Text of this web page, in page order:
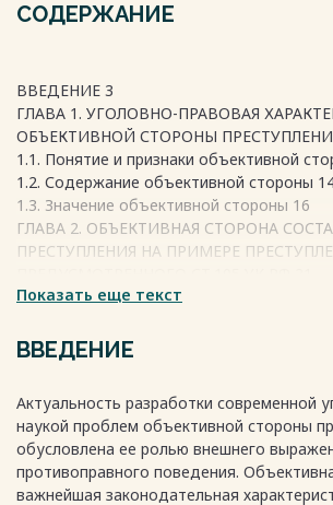
СОДЕРЖАНИЕ
ВВЕДЕНИЕ 3
ГЛАВА 1. УГОЛОВНО-ПРАВОВАЯ
ОБЪЕКТИВНОЙ СТОРОНЫ
1.1. Понятие и признаки объективной
1.2. Содержание объективной стороны
1.3. Значение объективной стороны 16
ГЛАВА 2. ОБЪЕКТИВНАЯ СТОРОНА
ПРЕСТУПЛЕНИЯ НА ПРИМЕРЕ
2.1. Общественно опасное деяние, как
2.2. Общественно опасные последствия
объективной стороны преступления 26
квалификацию содеянного 31
ЗАКЛЮЧЕНИЕ 35
СПИСОК ИСПОЛЬЗОВАННОЙ
Показать еще текст
ВВЕДЕНИЕ
Актуальность разработки современной
наукой проблем объективной стороны
обусловлена ее ролью внешнего
противоправного поведения.
важнейшая законодательная